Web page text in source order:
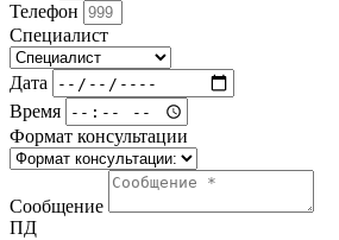
Телефон
Специалист
Дата
Время
Формат консультации
Сообщение
ПД